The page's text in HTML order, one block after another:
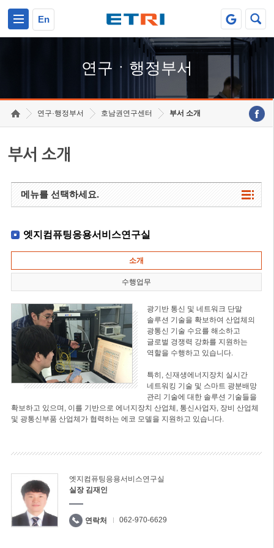
En
연구ㆍ행정부서
연구·행정부서 호남권연구센터 부서 소개
부서 소개
메뉴를 선택하세요.
엣지컴퓨팅응용서비스연구실
소개
수행업무
광기반 통신 및 네트워크 단말
솔루션 기술을 확보하여 산업체의
광통신 기술 수요를 해소하고
글로벌 경쟁력 강화를 지원하는
역할을 수행하고 있습니다.
특히, 신재생에너지장치 실시간
네트워킹 기술 및 스마트 광분배망
관리 기술에 대한 솔루션 기술들을
확보하고 있으며, 이를 기반으로 에너지장치 산업체, 통신사업자, 장비 산업체
및 광통신부품 산업체가 협력하는 에코 모델을 지원하고 있습니다.
엣지컴퓨팅응용서비스연구실
실장 김재인
연락처 062-970-6629